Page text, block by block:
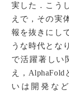
実した．こう
えで，その実
報を抜きにし
うな時代とな
で活躍著しい
え，
いは開発な